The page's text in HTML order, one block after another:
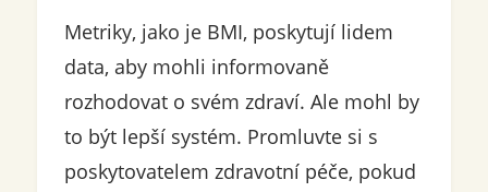
Metriky, jako je BMI, poskytují lidem
data, aby mohli informovaně
rozhodovat o svém zdraví. Ale mohl by
to být lepší systém. Promluvte si s
poskytovatelem zdravotní péče, pokud